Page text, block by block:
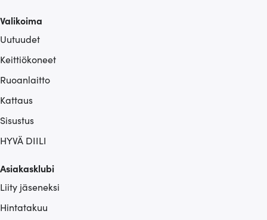
Valikoima
Uutuudet
Keittiökoneet
Ruoanlaitto
Kattaus
Sisustus
HYVÄ DIILI
Asiakasklubi
Liity jäseneksi
Hintatakuu